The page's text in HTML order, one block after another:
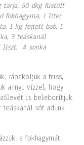
tarja, 50 dkg füstölt
fokhagyma, 1 liter
1 kg fejtett bab, 5
3 teáskanál
liszt. A sonka
rápakoljuk a friss,
annyi vízzel, hogy
is beleborítjuk.
sót adunk
a fokhagymát